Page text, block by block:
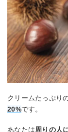
クリームたっぷり
20%です。
あなたは周りの人